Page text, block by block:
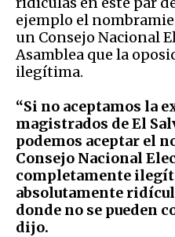
ejemplo el
un Consejo Nacional
Asamblea que la
ilegítima.
“Si no aceptamos la
magistrados de El
podemos aceptar el
Consejo Nacional
completamente
absolutamente
donde no se pueden
dijo.